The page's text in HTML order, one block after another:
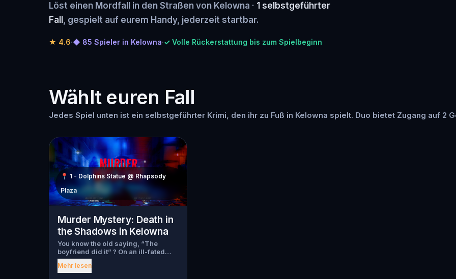
Löst einen Mordfall in den Straßen von Kelowna · 1 selbstgeführter
Fall , gespielt auf eurem Handy, jederzeit startbar.
★ 4.6·◆ 85 Spieler in Kelowna·✓ Volle Rückerstattung bis zum Spielbeginn
Wählt euren Fall
Jedes Spiel unten ist ein selbstgeführter Krimi, den ihr zu Fuß in Kelowna spielt. Duo bietet Zugang auf 2
📍 1 - Dolphins Statue @ Rhapsody
Plaza
Murder Mystery: Death in
the Shadows in Kelowna
You know the old saying, “The
boyfriend did it” ? On an ill-fated
night, love goes terribly wrong for
Bella Wanderlust and Walter Bridges
Mehr lesen